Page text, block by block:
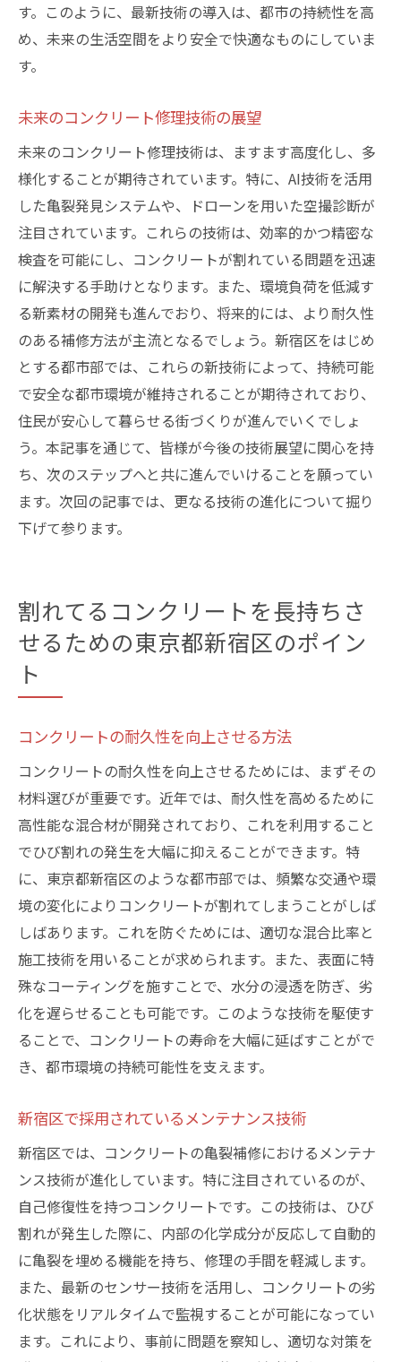
す。このように、最新技術の導入は、都市の持続性を高
め、未来の生活空間をより安全で快適なものにしていま
す。
未来のコンクリート修理技術の展望
未来のコンクリート修理技術は、ますます高度化し、多
様化することが期待されています。特に、AI技術を活用
した亀裂発見システムや、ドローンを用いた空撮診断が
注目されています。これらの技術は、効率的かつ精密な
検査を可能にし、コンクリートが割れている問題を迅速
に解決する手助けとなります。また、環境負荷を低減す
る新素材の開発も進んでおり、将来的には、より耐久性
のある補修方法が主流となるでしょう。新宿区をはじめ
とする都市部では、これらの新技術によって、持続可能
で安全な都市環境が維持されることが期待されており、
住民が安心して暮らせる街づくりが進んでいくでしょ
う。本記事を通じて、皆様が今後の技術展望に関心を持
ち、次のステップへと共に進んでいけることを願ってい
ます。次回の記事では、更なる技術の進化について掘り
下げて参ります。
割れてるコンクリートを長持ちさ
せるための東京都新宿区のポイン
ト
コンクリートの耐久性を向上させる方法
コンクリートの耐久性を向上させるためには、まずその
材料選びが重要です。近年では、耐久性を高めるために
高性能な混合材が開発されており、これを利用すること
でひび割れの発生を大幅に抑えることができます。特
に、東京都新宿区のような都市部では、頻繁な交通や環
境の変化によりコンクリートが割れてしまうことがしば
しばあります。これを防ぐためには、適切な混合比率と
施工技術を用いることが求められます。また、表面に特
殊なコーティングを施すことで、水分の浸透を防ぎ、劣
化を遅らせることも可能です。このような技術を駆使す
ることで、コンクリートの寿命を大幅に延ばすことがで
き、都市環境の持続可能性を支えます。
新宿区で採用されているメンテナンス技術
新宿区では、コンクリートの亀裂補修におけるメンテナ
ンス技術が進化しています。特に注目されているのが、
自己修復性を持つコンクリートです。この技術は、ひび
割れが発生した際に、内部の化学成分が反応して自動的
に亀裂を埋める機能を持ち、修理の手間を軽減します。
また、最新のセンサー技術を活用し、コンクリートの劣
化状態をリアルタイムで監視することが可能になってい
ます。これにより、事前に問題を察知し、適切な対策を